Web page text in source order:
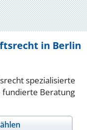
in Berlin
spezialisierte
fundierte Beratung